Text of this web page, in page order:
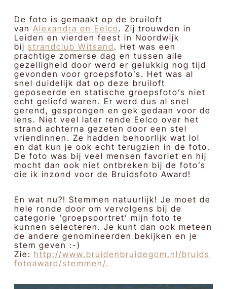
De foto is gemaakt op de bruiloft
vanAlexandra en Eelco. Zij trouwden in
Leiden en vierden feest in Noordwijk
bijstrandclub Witsand . Het was een
prachtige zomerse dag en tussen alle
gezelligheid door werd er gelukkig nog tijd
gevonden voor groepsfoto’s. Het was al
snel duidelijk dat op deze bruiloft
geposeerde en statische groepsfoto’s niet
echt geliefd waren. Er werd dus al snel
gerend, gesprongen en gek gedaan voor de
lens. Niet veel later rende Eelco over het
strand achterna gezeten door een stel
vriendinnen. Ze hadden behoorlijk wat lol
en dat kun je ook echt terugzien in de foto.
De foto was bij veel mensen favoriet en hij
mocht dan ook niet ontbreken bij de foto’s
die ik inzond voor de Bruidsfoto Award!
En wat nu?! Stemmen natuurlijk! Je moet de
hele ronde door om vervolgens bij de
categorie ‘groepsportret’ mijn foto te
kunnen selecteren. Je kunt dan ook meteen
de andere genomineerden bekijken en je
stem geven :-)
Zie: http://www.bruidenbruidegom.nl/bruids
fotoaward/stemmen/.